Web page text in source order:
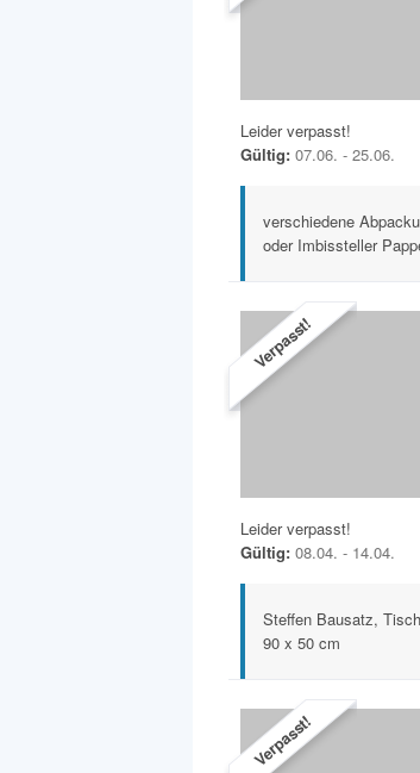
Leider verpasst!
Gültig: 07.06. - 25.06.
verschiedene
oder Imbissteller
Verpasst!
Leider verpasst!
Gültig: 08.04. - 14.04.
Steffen Bausatz,
90 x 50 cm
Verpasst!